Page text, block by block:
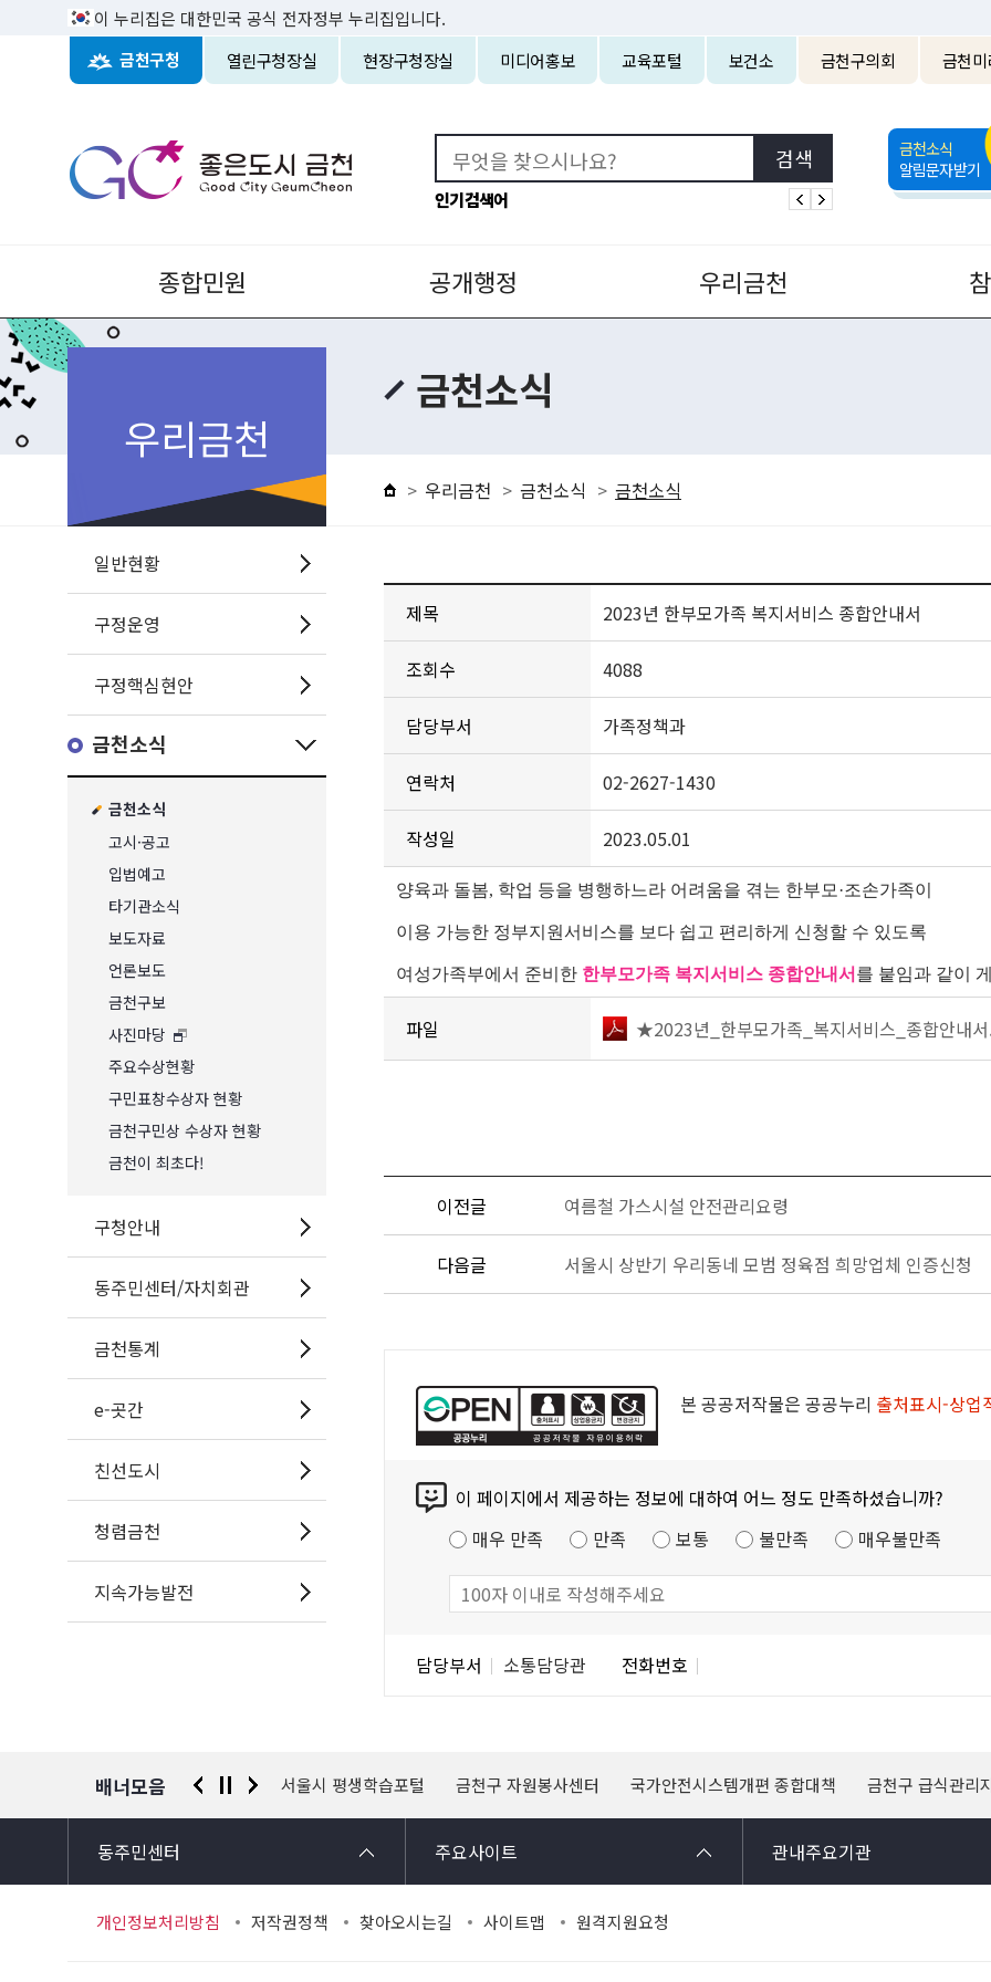
이 누리집은 대한민국 공식 전자정부 누리집입니다.
금천구청 열린구청장실 현장구청장실 미디어홍보 교육포털 보건소 금천구의회 금천
인기검색어
금천소식
알림문자받기
종합민원 공개행정 우리금천
우리금천
일반현황
구정운영
구정핵심현안
금천소식
금천소식
고시·공고
입법예고
타기관소식
보도자료
언론보도
금천구보
사진마당
주요수상현황
구민표창수상자 현황
금천구민상 수상자 현황
금천이 최초다!
구청안내
동주민센터/자치회관
금천통계
e-곳간
친선도시
청렴금천
지속가능발전
금천소식
우리금천 금천소식 금천소식
제목 2023년 한부모가족 복지서비스 종합안내서
조회수 4088
담당부서 가족정책과
연락처 02-2627-1430
작성일 2023.05.01
양육과 돌봄, 학업 등을 병행하느라 어려움을 겪는 한부모·조손가족이
이용 가능한 정부지원서비스를 보다 쉽고 편리하게 신청할 수 있도록
여성가족부에서 준비한 한부모가족 복지서비스 종합안내서 를 붙임과 같이
파일 ★2023년_한부모가족_복지서비스_종합안내
이전글 여름철 가스시설 안전관리요령
다음글 서울시 상반기 우리동네 모범 정육점 희망업체 인증신청
본 공공저작물은 공공누리 출처표시-상업
이 페이지에서 제공하는 정보에 대하여 어느 정도 만족하셨습니까?
매우 만족
만족 보통 불만족 매우불만족
담당부서 소통담당관 전화번호
배너모음
경찰청 유실물 통합포털 서울시 평생학습포털 금천구 자원봉사센터 국가안전시스템개편 종합대책 금천구 급식관리
동주민센터 주요사이트 관내주요기관
개인정보처리방침 저작권정책 찾아오시는길 사이트맵 원격지원요청